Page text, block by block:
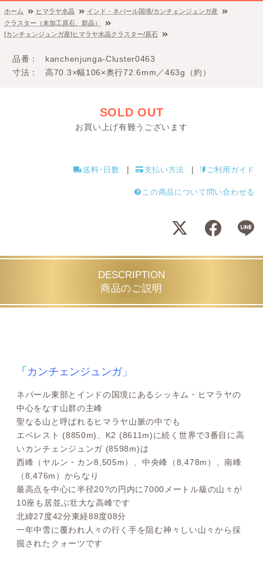
ホーム ヒマラヤ水晶
インド・ネパール国境/カンチェンジュンガ産
クラスター（未加工原石、群晶）
[カンチェンジュンガ産]ヒマラヤ水晶クラスター/原石
品番
kanchenjunga-Cluster0463
寸法
高70.3×幅106×奥行72.6mm／463g（約）
SOLD OUT
お買い上げ有難うございます
送料･日数 支払い方法 ご利用ガイド
この商品について問い合わせる
DESCRIPTION
商品のご説明
「 カンチェンジュンガ」
ネパール東部とインドの国境にあるシッキム・ヒマラヤの
中心をなす山群の主峰
聖なる山と呼ばれるヒマラヤ山脈の中でも
エベレスト (8850m)、K2 (8611m)に続く世界で3番目に高
いカンチェンジュンガ (8598m)は
西峰（ヤルン・カン8,505m）、中央峰（8,478m）、南峰
（8,476m）からなり
最高点を中心に半径20?の円内に7000メートル級の山々が
10座も居並ぶ壮大な高峰です
北緯27度42分東経88度08分
一年中雪に覆われ人々の行く手を阻む神々しい山々から採
掘されたクォーツです